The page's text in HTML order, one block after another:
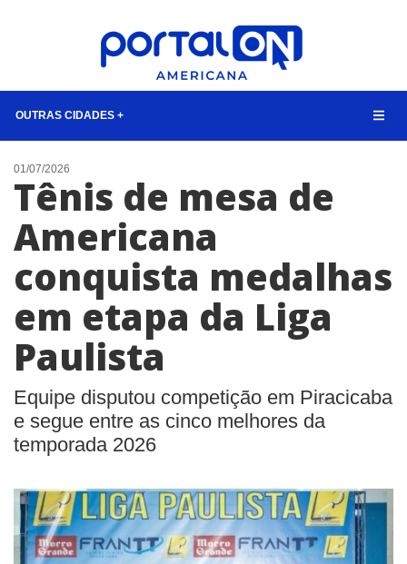
OUTRAS CIDADES +
NOTÍCIAS
LISTA DIGITAL
CONTATO
BUSCAR
01/07/2026
Tênis de mesa de
Americana
conquista medalhas
em etapa da Liga
Paulista
Equipe disputou competição em Piracicaba
e segue entre as cinco melhores da
temporada 2026